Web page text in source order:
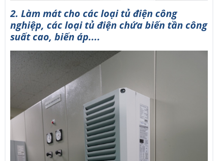
2. Làm mát cho các loại tủ điện công
nghiệp, các loại tủ điện chứa biến tần công
suất cao, biến áp....